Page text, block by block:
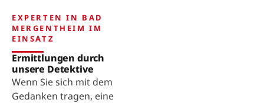
EXPERTEN IN BAD
MERGENTHEIM IM
EINSATZ
Ermittlungen durch
unsere Detektive
Wenn Sie sich mit dem
Gedanken tragen, eine